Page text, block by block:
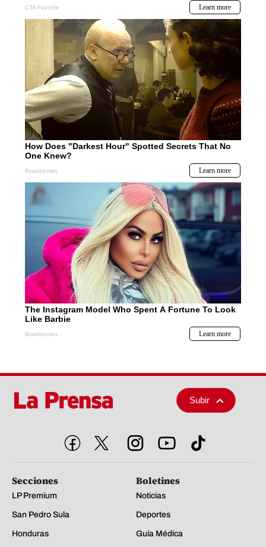
Subir
Secciones
LP Premium
San Pedro Sula
Honduras
Boletines
Noticias
Deportes
Guía Médica